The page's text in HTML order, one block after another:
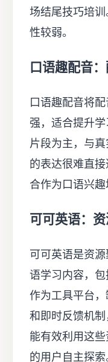
场结尾技巧培
性较弱。
口语趣配音
口语趣配音将
强，适合提升
片段为主，与
的表达很难直
合作为口语兴趣
可可英语：
可可英语是资
语学习内容，
作为工具平台
和即时反馈机
能有效利用这
的用户自主探索